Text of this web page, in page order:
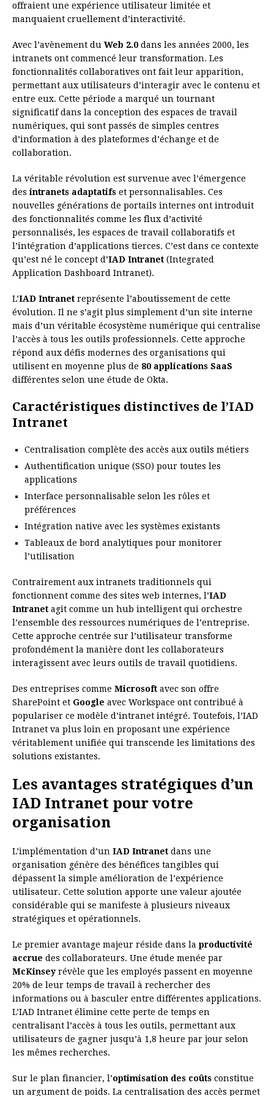
offraient une expérience utilisateur limitée et
manquaient cruellement d’interactivité.
Avec l’avènement du Web 2.0 dans les années 2000, les
intranets ont commencé leur transformation. Les
fonctionnalités collaboratives ont fait leur apparition,
permettant aux utilisateurs d’interagir avec le contenu et
entre eux. Cette période a marqué un tournant
significatif dans la conception des espaces de travail
numériques, qui sont passés de simples centres
d’information à des plateformes d’échange et de
collaboration.
La véritable révolution est survenue avec l’émergence
desintranets adaptatifs et personnalisables. Ces
nouvelles générations de portails internes ont introduit
des fonctionnalités comme les flux d’activité
personnalisés, les espaces de travail collaboratifs et
l’intégration d’applications tierces. C’est dans ce contexte
qu’est né le concept d’IAD Intranet (Integrated
Application Dashboard Intranet).
L’IAD Intranet représente l’aboutissement de cette
évolution. Il ne s’agit plus simplement d’un site interne
mais d’un véritable écosystème numérique qui centralise
l’accès à tous les outils professionnels. Cette approche
répond aux défis modernes des organisations qui
utilisent en moyenne plus de 80 applications SaaS
différentes selon une étude de Okta.
Caractéristiques distinctives de l’IAD
Intranet
Centralisation complète des accès aux outils métiers
Authentification unique (SSO) pour toutes les
applications
Interface personnalisable selon les rôles et
préférences
Intégration native avec les systèmes existants
Tableaux de bord analytiques pour monitorer
l’utilisation
Contrairement aux intranets traditionnels qui
fonctionnent comme des sites web internes, l’IAD
Intranet agit comme un hub intelligent qui orchestre
l’ensemble des ressources numériques de l’entreprise.
Cette approche centrée sur l’utilisateur transforme
profondément la manière dont les collaborateurs
interagissent avec leurs outils de travail quotidiens.
Des entreprises comme Microsoft avec son offre
SharePoint et Google avec Workspace ont contribué à
populariser ce modèle d’intranet intégré. Toutefois, l’IAD
Intranet va plus loin en proposant une expérience
véritablement unifiée qui transcende les limitations des
solutions existantes.
Les avantages stratégiques d’un
IAD Intranet pour votre
organisation
L’implémentation d’un IAD Intranet dans une
organisation génère des bénéfices tangibles qui
dépassent la simple amélioration de l’expérience
utilisateur. Cette solution apporte une valeur ajoutée
considérable qui se manifeste à plusieurs niveaux
stratégiques et opérationnels.
Le premier avantage majeur réside dans la productivité
accrue des collaborateurs. Une étude menée par
McKinseyrévèle que les employés passent en moyenne
20% de leur temps de travail à rechercher des
informations ou à basculer entre différentes applications.
L’IAD Intranet élimine cette perte de temps en
centralisant l’accès à tous les outils, permettant aux
utilisateurs de gagner jusqu’à 1,8 heure par jour selon
les mêmes recherches.
Sur le plan financier, l’optimisation des coûts constitue
un argument de poids. La centralisation des accès permet